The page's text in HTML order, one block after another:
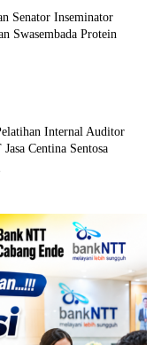
Senator Inseminator
Swasembada Protein
Internal Auditor
Centina Sentosa